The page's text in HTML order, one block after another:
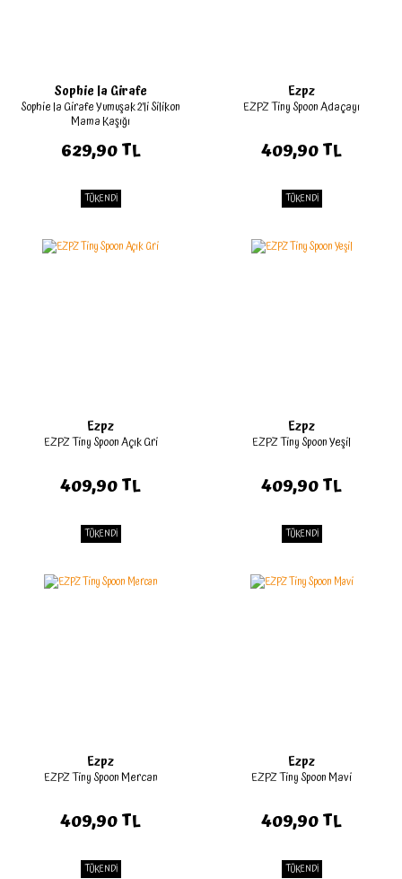
Sophie la Girafe
Sophie la Girafe Yumuşak 2’li Silikon
Mama Kaşığı
629,90 TL
TÜKENDİ
Ezpz
EZPZ Tiny Spoon Adaçayı
409,90 TL
TÜKENDİ
Ezpz
EZPZ Tiny Spoon Açık Gri
409,90 TL
TÜKENDİ
Ezpz
EZPZ Tiny Spoon Yeşil
409,90 TL
TÜKENDİ
Ezpz
EZPZ Tiny Spoon Mercan
409,90 TL
TÜKENDİ
Ezpz
EZPZ Tiny Spoon Mavi
409,90 TL
TÜKENDİ